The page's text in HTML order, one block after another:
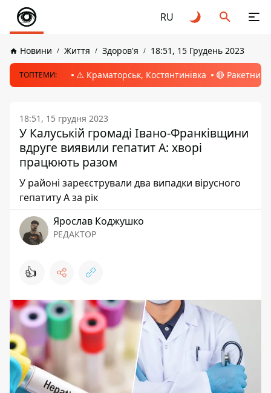
RU
Новини Життя Здоров'я 18:51, 15 Грудень 2023
ТОПТЕМИ: ⚠️ Краматорськ, Костянтинівка 🔴 Ракетний
18:51, 15 грудня 2023
У Калуській громаді Івано-Франківщини
вдруге виявили гепатит А: хворі
працюють разом
У районі зареєстрували два випадки вірусного
гепатиту А за рік
Ярослав Коджушко
РЕДАКТОР
👍